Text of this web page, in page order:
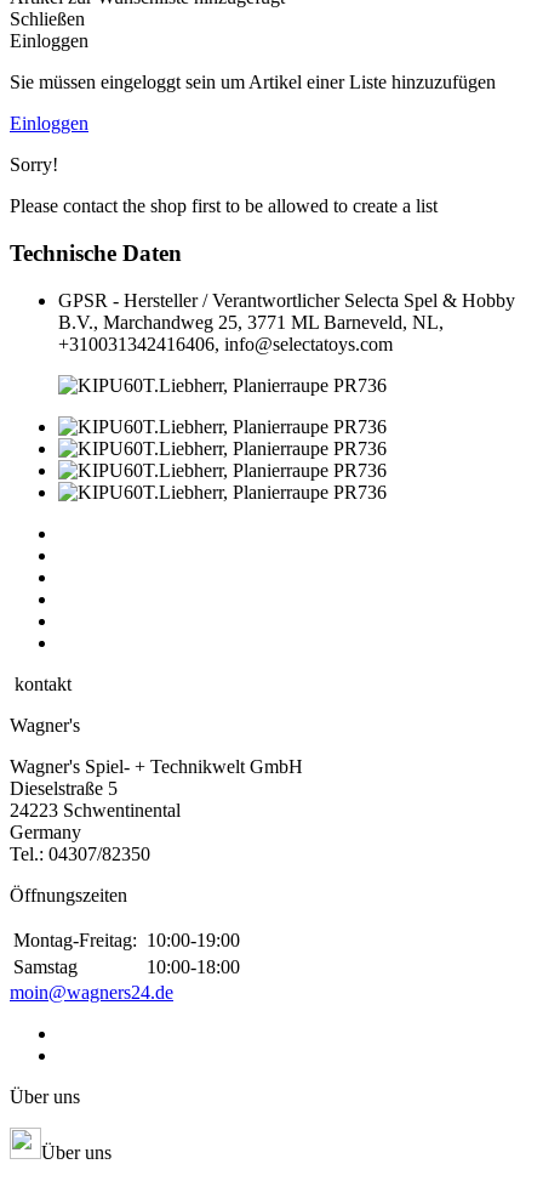
Schließen
Einloggen
Sie müssen eingeloggt sein um Artikel einer Liste hinzuzufügen
Einloggen
Sorry!
Please contact the shop first to be allowed to create a list
Technische Daten
GPSR - Hersteller / Verantwortlicher Selecta Spel & Hobby
B.V., Marchandweg 25, 3771 ML Barneveld, NL,
+310031342416406, info@selectatoys.com
kontakt
Wagner's
Wagner's Spiel- + Technikwelt GmbH
Dieselstraße 5
24223 Schwentinental
Germany
Tel.: 04307/82350
Öffnungszeiten
Montag-Freitag: 10:00-19:00
Samstag
10:00-18:00
moin@wagners24.de
Über uns
Über uns